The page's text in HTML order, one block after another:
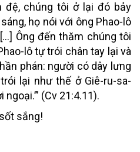
đệ, chúng tôi ở lại đó bảy
họ nói với ông Phao-lô
Ông đến thăm chúng tôi
lô tự trói chân tay lại và
phán: người có dây lưng
lại như thế ở Giê-ru-sa-
(Cv 21:4.11).
sắng!